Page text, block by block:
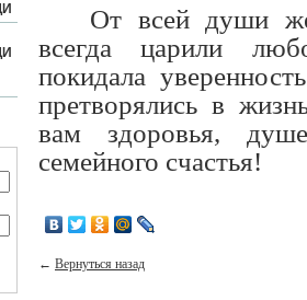
От всей души
всегда царили
покидала
претворялись в
вам здоровья,
семейного счастья!
← Вернуться назад